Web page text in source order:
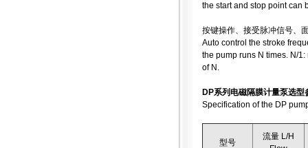
the start and stop point can
按键操作、接受脉冲信号、
Auto control the stroke
the pump runs N times. N/
of N.
DP系列电磁隔膜计量泵选型
Specification of the DP
型号
流量 L/H